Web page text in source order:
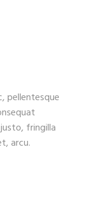
pellentesque
fringilla
arcu.